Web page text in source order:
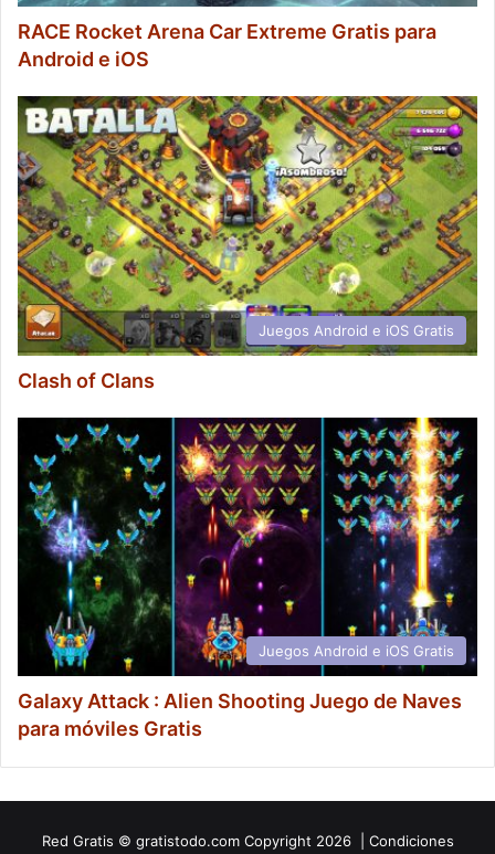
RACE Rocket Arena Car Extreme Gratis para
Android e iOS
Juegos Android e iOS Gratis
Clash of Clans
Juegos Android e iOS Gratis
Galaxy Attack : Alien Shooting Juego de Naves
para móviles Gratis
Red Gratis © gratistodo.com Copyright 2026 | Condiciones